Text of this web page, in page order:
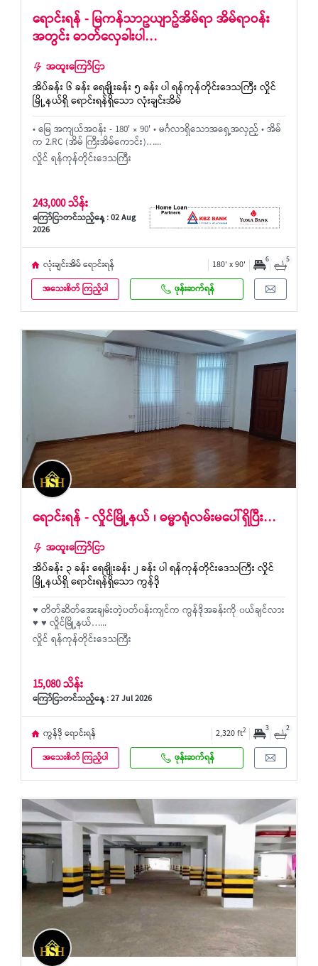
ရောင်းရန် - မြကန်သာဥယျာဥ်အိမ်ရာ အိမ်ရာဝန်း
အတွင်း ဓာတ်လှေခါးပါ…
အထူးကြော်ငြာ
အိပ်ခန်း ၆ ခန်း ရေချိုးခန်း ၅ ခန်း ပါ ရန်ကုန်တိုင်းဒေသကြီး လှိုင်
မြို့နယ်ရှိ ရောင်းရန်ရှိသော လုံးချင်းအိမ်
• မြေ အကျယ်အဝန်း - 180' × 90' • မင်္ဂလာရှိသောအရှေ့အလှည့် • အိမ်
က 2.RC (အိမ် ကြီးအိမ်ကောင်း)…...
လှိုင် ရန်ကုန်တိုင်းဒေသကြီး
243,000 သိန်း
ကြော်ငြာတင်သည့်နေ့ : 02 Aug
2026
လုံးချင်းအိမ် ရောင်းရန် 180' x 90' 6 5
အသေးစိတ် ကြည့်ပါ ဖုန်းဆက်ရန်
ရောင်းရန် - လှိုင်မြို့နယ် ၊ ဓမ္မာရုံလမ်းမပေါ်ရှိပြီး…
အထူးကြော်ငြာ
အိပ်ခန်း ၃ ခန်း ရေချိုးခန်း ၂ ခန်း ပါ ရန်ကုန်တိုင်းဒေသကြီး လှိုင်
မြို့နယ်ရှိ ရောင်းရန်ရှိသော ကွန်ဒို
♥️ တိတ်ဆိတ်အေးချမ်းတဲ့ပတ်၀န်းကျင်က ကွန်ဒိုအခန်းကို ၀ယ်ချင်လား
♥️ ♥️ လှိုင်မြို့နယ်…...
လှိုင် ရန်ကုန်တိုင်းဒေသကြီး
15,080 သိန်း
ကြော်ငြာတင်သည့်နေ့ : 27 Jul 2026
ကွန်ဒို ရောင်းရန် 2,320 ft2 3 2
အသေးစိတ် ကြည့်ပါ ဖုန်းဆက်ရန်